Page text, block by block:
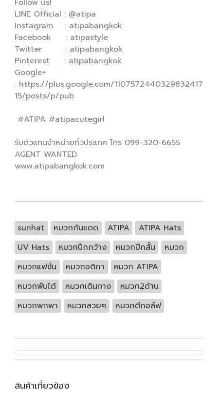
Follow us!
LINE Official : @atipa
Instagram : atipabangkok
Facebook : atipastyle
Twitter : atipabangkok
Pinterest : atipabangkok
Google+
: https://plus.google.com/1107572440329832417
15/posts/p/pub
#ATIPA #atipacutegirl
รับตัวแทนจำหน่ายทั่วประเทศ โทร 099-320-6655
AGENT WANTED
www.atipabangkok.com
sunhat หมวกกันแดด ATIPA
ATIPA Hats
UV Hats
หมวกปีกกว้าง หมวกปีกสั้น
หมวก
หมวกแฟชั่น
หมวกอติภา
หมวก ATIPA
หมวกพับได้
หมวกเดินทาง
หมวก2ด้าน
หมวกพกพา
หมวกสวยๆ หมวกตีกอล์ฟ
สินค้าเกี่ยวข้อง